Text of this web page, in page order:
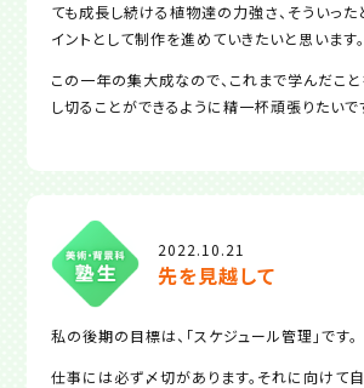
ても成長し続ける植物達の力強さ、そういっ
イントとして制作を進めていきたいと思います。
この一年の集大成なので、これまで学んだこ
し切ることができるように精一杯頑張りたいで
2022.10.21
先を見越して
私の後期の目標は、「スケジュール管理」です。
仕事には必ず〆切があります。それに向けて